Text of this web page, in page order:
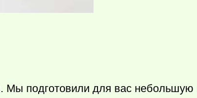
Мы подготовили для вас небольшую